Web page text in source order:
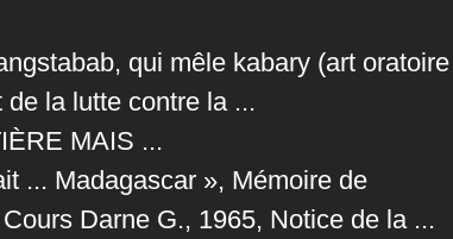
qui mêle kabary (art oratoire
la lutte contre la ...
MAIS ...
... Madagascar », Mémoire de
Darne G., 1965, Notice de la ...